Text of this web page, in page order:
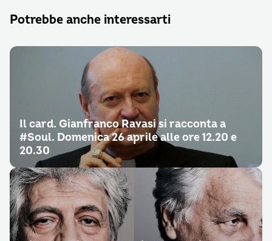
Potrebbe anche interessarti
Il card. Gianfranco Ravasi si racconta a
#Soul. Domenica 26 aprile alle ore 12.20 e
20.30